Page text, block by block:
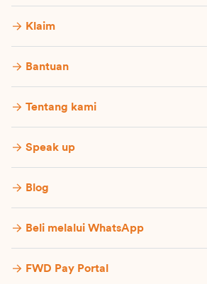
Klaim
Bantuan
Tentang kami
Speak up
Blog
Beli melalui WhatsApp
FWD Pay Portal